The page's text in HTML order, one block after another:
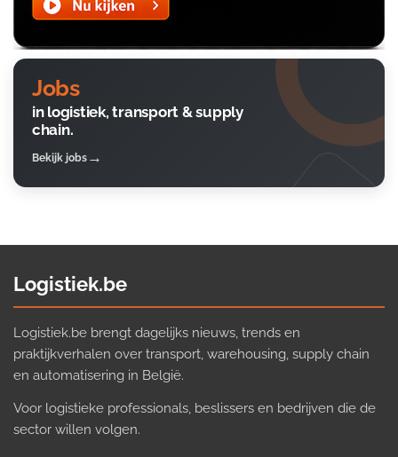
Jobs
in logistiek, transport & supply
chain.
Bekijk jobs
Logistiek.be
Logistiek.be brengt dagelijks nieuws, trends en
praktijkverhalen over transport, warehousing, supply chain
en automatisering in België.
Voor logistieke professionals, beslissers en bedrijven die de
sector willen volgen.